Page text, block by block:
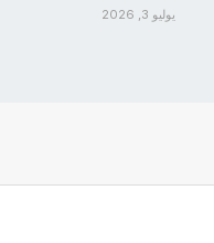
يوليو 3, 2026